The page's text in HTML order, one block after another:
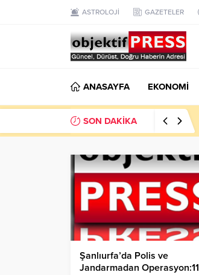
ASTROLOJİ GAZETELER
ANASAYFA EKONOMİ
SON DAKİKA
Şanlıurfa’da Polis ve
Jandarmadan Operasyon:11